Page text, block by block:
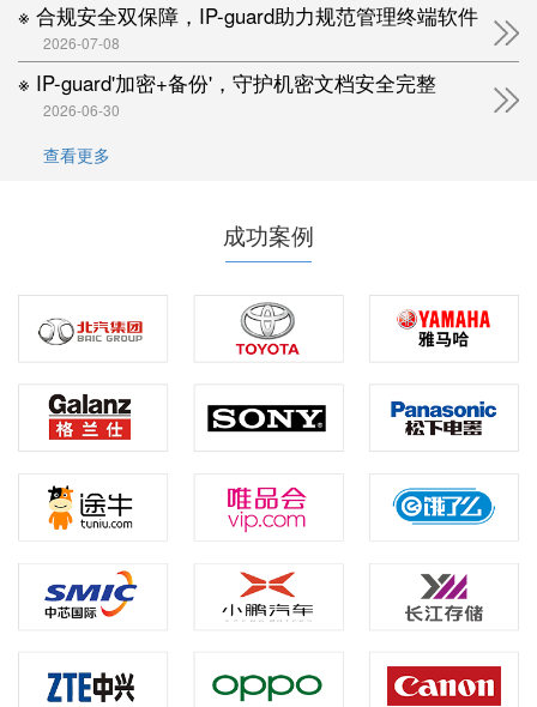
※ 合规安全双保障，IP-guard助力规范管理终端软件
2026-07-08
※ IP-guard'加密+备份'，守护机密文档安全完整
2026-06-30
查看更多
成功案例